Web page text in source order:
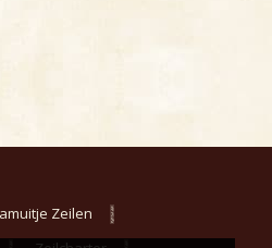
Zeilen